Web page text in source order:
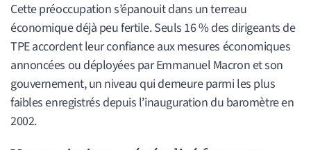
Cette préoccupation s’épanouit dans un terreau
économique déjà peu fertile. Seuls 16 % des dirigeants de
TPE accordent leur confiance aux mesures économiques
annoncées ou déployées par Emmanuel Macron et son
gouvernement, un niveau qui demeure parmi les plus
faibles enregistrés depuis l’inauguration du baromètre en
2002.